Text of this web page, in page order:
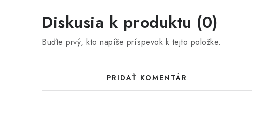
Diskusia k produktu (0)
Buďte prvý, kto napíše príspevok k tejto položke.
PRIDAŤ KOMENTÁR